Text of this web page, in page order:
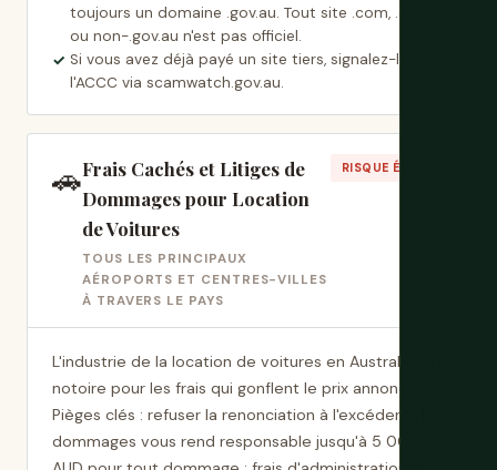
toujours un domaine .gov.au. Tout site .com, .org
ou non-.gov.au n'est pas officiel.
Si vous avez déjà payé un site tiers, signalez-le à
l'ACCC via scamwatch.gov.au.
🚗Frais Cachés et Litiges de
Dommages pour Location
de Voitures
TOUS LES PRINCIPAUX
AÉROPORTS ET CENTRES-VILLES
À TRAVERS LE PAYS
RISQUE ÉLEVÉ
L'industrie de la location de voitures en Australie est
notoire pour les frais qui gonflent le prix annoncé.
Pièges clés : refuser la renonciation à l'excédent de
dommages vous rend responsable jusqu'à 5 000